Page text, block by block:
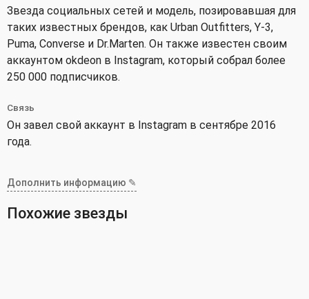
Звезда социальных сетей и модель, позировавшая для
таких известных брендов, как Urban Outfitters, Y-3,
Puma, Converse и Dr.Marten. Он также известен своим
аккаунтом okdeon в Instagram, который собрал более
250 000 подписчиков.
Связь
Он завел свой аккаунт в Instagram в сентябре 2016
года.
Дополнить информацию ✎
Похожие звезды